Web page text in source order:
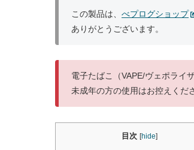
この製品は、 べプログショップ
ありがとうございます。
電子たばこ（VAPE/ヴェポライ
未成年の方の使用はお控えくだ
目次 [hide]